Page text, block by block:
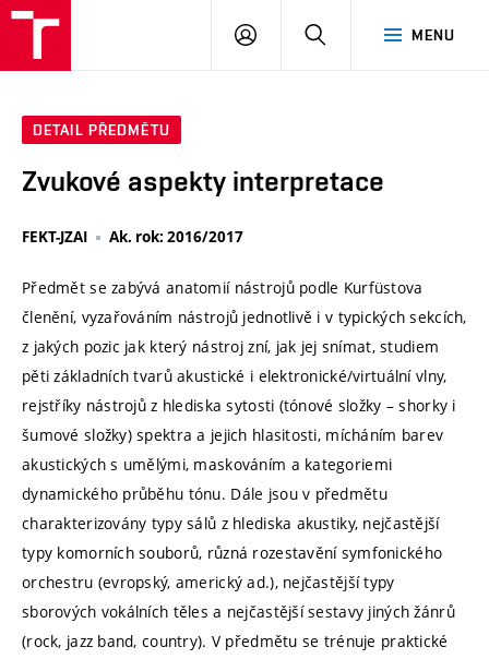
MENU
PŘIHLÁSIT
DETAIL PŘEDMĚTU
Zvukové aspekty interpretace
FEKT-JZAI Ak. rok: 2016/2017
Předmět se zabývá anatomií nástrojů podle Kurfüstova
členění, vyzařováním nástrojů jednotlivě i v typických sekcích,
z jakých pozic jak který nástroj zní, jak jej snímat, studiem
pěti základních tvarů akustické i elektronické/virtuální vlny,
rejstříky nástrojů z hlediska sytosti (tónové složky – shorky i
šumové složky) spektra a jejich hlasitosti, mícháním barev
akustických s umělými, maskováním a kategoriemi
dynamického průběhu tónu. Dále jsou v předmětu
charakterizovány typy sálů z hlediska akustiky, nejčastější
typy komorních souborů, různá rozestavění symfonického
orchestru (evropský, americký ad.), nejčastější typy
sborových vokálních těles a nejčastější sestavy jiných žánrů
(rock, jazz band, country). V předmětu se trénuje praktické